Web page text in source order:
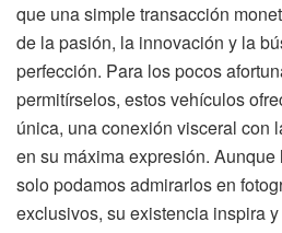
que una simple transacción
de la pasión, la innovación y la
perfección. Para los pocos
permitírselos, estos vehículos
única, una conexión visceral con
en su máxima expresión.
solo podamos admirarlos en
exclusivos, su existencia inspira